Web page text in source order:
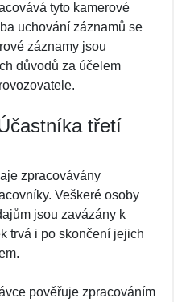
tyto kamerové
uchování záznamů se
záznamy jsou
důvodů za účelem
třetí
zpracovávány
Veškeré osoby
jsou zavázány k
trvá i po skončení jejich
pověřuje zpracováním